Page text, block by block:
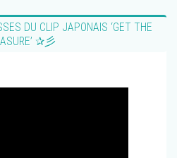
DU CLIP JAPONAIS ‘GET THE
✰彡